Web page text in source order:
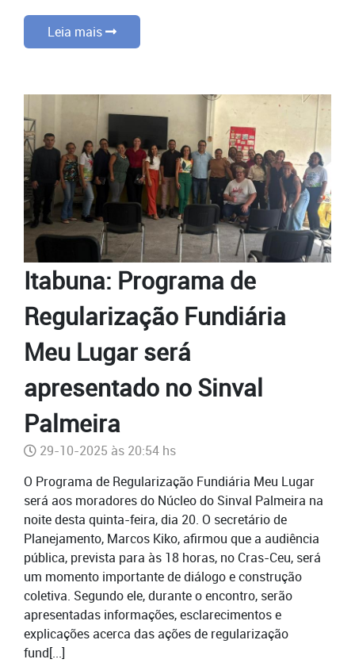
Leia mais
Itabuna: Programa de
Regularização Fundiária
Meu Lugar será
apresentado no Sinval
Palmeira
29-10-2025 às 20:54 hs
O Programa de Regularização Fundiária Meu Lugar
será aos moradores do Núcleo do Sinval Palmeira na
noite desta quinta-feira, dia 20. O secretário de
Planejamento, Marcos Kiko, afirmou que a audiência
pública, prevista para às 18 horas, no Cras-Ceu, será
um momento importante de diálogo e construção
coletiva. Segundo ele, durante o encontro, serão
apresentadas informações, esclarecimentos e
explicações acerca das ações de regularização
fund[...]